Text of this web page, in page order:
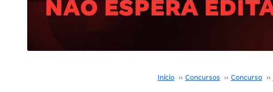
Início ›› Concursos ›› Concurso ››